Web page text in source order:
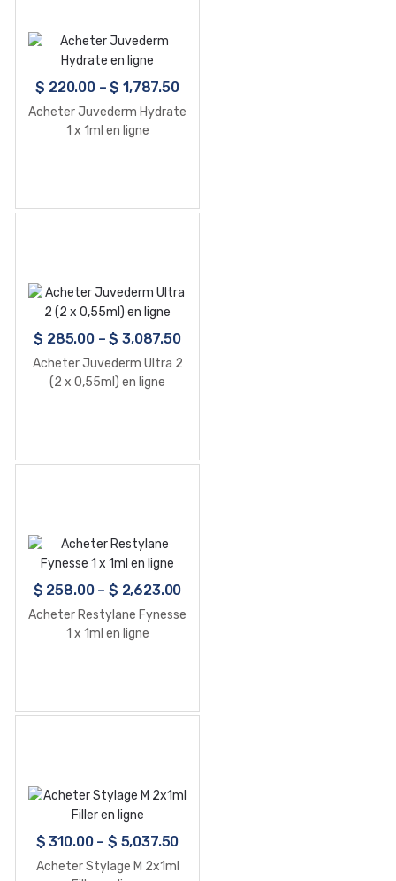
$ 220.00–$ 1,787.50
Acheter Juvederm Hydrate
1 x 1ml en ligne
$ 285.00–$ 3,087.50
Acheter Juvederm Ultra 2
(2 x 0,55ml) en ligne
$ 258.00– $ 2,623.00
Acheter Restylane Fynesse
1 x 1ml en ligne
$ 310.00– $ 5,037.50
Acheter Stylage M 2x1ml